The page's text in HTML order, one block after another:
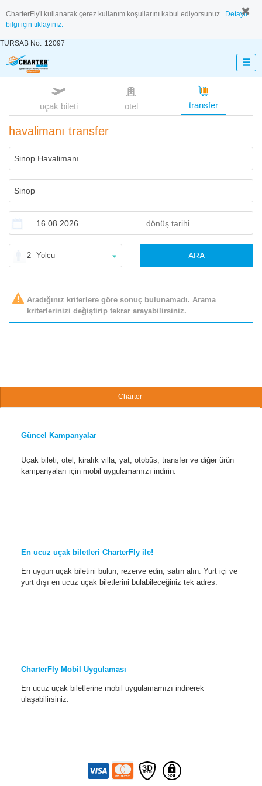
CharterFly'i kullanarak çerez kullanım koşullarını kabul ediyorsunuz. Detaylı
bilgi için tıklayınız.
TURSAB No: 12097
uçak bileti otel transfer
havalimanı transfer
2 Yolcu ARA
Aradığınız kriterlere göre sonuç bulunamadı. Arama
kriterlerinizi değiştirip tekrar arayabilirsiniz.
Charter
Güncel Kampanyalar
Uçak bileti, otel, kiralık villa, yat, otobüs, transfer ve diğer ürün
kampanyaları için mobil uygulamamızı indirin.
En ucuz uçak biletleri CharterFly ile!
En uygun uçak biletini bulun, rezerve edin, satın alın. Yurt içi ve
yurt dışı en ucuz uçak biletlerini bulabileceğiniz tek adres.
CharterFly Mobil Uygulaması
En ucuz uçak biletlerine mobil uygulamamızı indirerek
ulaşabilirsiniz.